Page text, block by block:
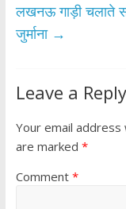
k
लखनऊ गाड़ी चलाते
जुर्माना →
Leave a Reply
Your email address
are marked *
Comment *